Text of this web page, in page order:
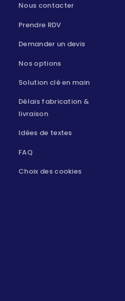
Nous contacter
Prendre RDV
Demander un devis
Nos options
Solution clé en main
Délais fabrication &
livraison
Idées de textes
FAQ
Choix des cookies